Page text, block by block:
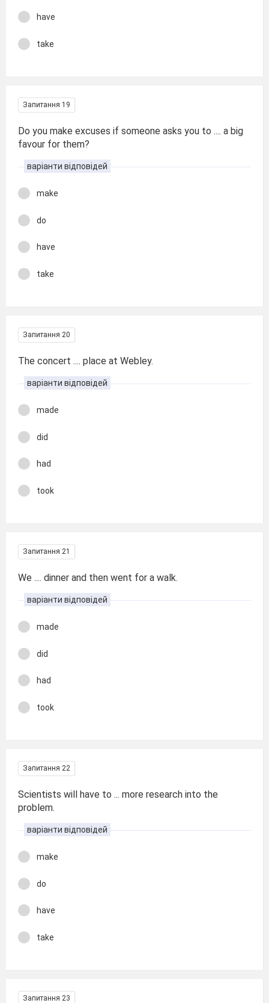
have
take
Запитання 19
Do you make excuses if someone asks you to .... a big
favour for them?
варіанти відповідей
make
do
have
take
Запитання 20
The concert .... place at Webley.
варіанти відповідей
made
did
had
took
Запитання 21
We .... dinner and then went for a walk.
варіанти відповідей
made
did
had
took
Запитання 22
Scientists will have to ... more research into the
problem.
варіанти відповідей
make
do
have
take
Запитання 23